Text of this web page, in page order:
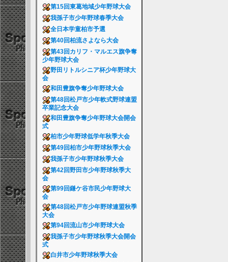
第15回東葛地域少年野球大会
我孫子市少年野球春季大会
全日本学童柏市予選
第40回柏流さよなら大会
第43回カリフ・マルエス旗争奪
少年野球大会
野田リトルシニア杯少年野球大
会
和田豊旗争奪少年野球大会
第48回松戸市少年軟式野球連盟
卒業記念大会
和田豊旗争奪少年野球大会開会
式
柏市少年野球低学年秋季大会
第49回柏市少年野球秋季大会
我孫子市少年野球秋季大会
第42回野田市少年野球秋季大
会
第99回鎌ケ谷市民少年野球大
会
第48回松戸市少年野球連盟秋季
大会
第94回流山市少年野球大会
我孫子市少年野球秋季大会開会
式
白井市少年野球秋季大会